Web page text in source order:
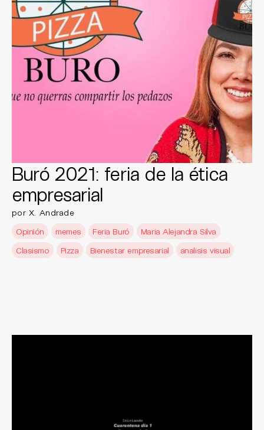
Buró 2021: feria de la ética
empresarial
por X. Andrade
Opinión
memes Feria Buró
Maria Alejandra Silva
Clasismo
Pizza Bienestar empresarial analisis visual